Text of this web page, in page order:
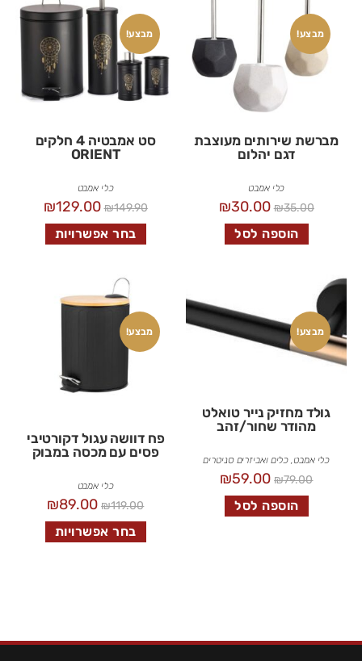
מבצע!
מברשת שירותים מעוצבת
דגם יהלום
כלי אמבט
₪35.00
₪30.00
הוספה לסל
מבצע!
סט אמבטיה 4 חלקים
ORIENT
כלי אמבט
₪149.90
₪129.00
בחר אפשרויות
מבצע!
גולד מחזיק נייר טואלט
מהודר שחור/זהב
כלי אמבט כלים ואביזרים סניטרים
₪79.00
₪59.00
הוספה לסל
מבצע!
פח דוושה עגול דקורטיבי
פסים עם מכסה במבוק
כלי אמבט
₪119.00
₪89.00
בחר אפשרויות